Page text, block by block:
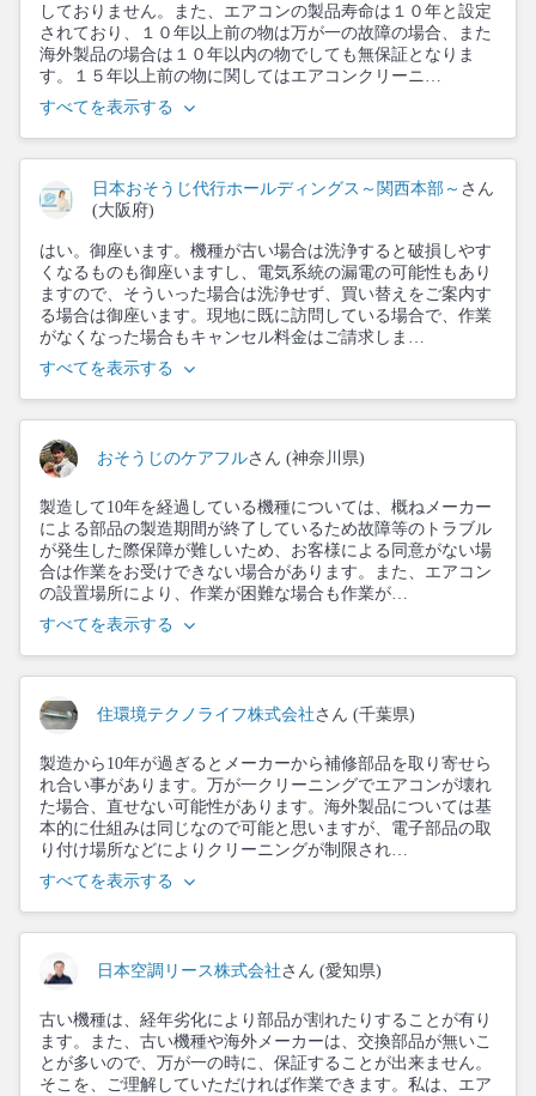
しておりません。また、エアコンの製品寿命は１０年と設定
されており、１０年以上前の物は万が一の故障の場合、また
海外製品の場合は１０年以内の物でしても無保証となりま
す。１５年以上前の物に関してはエアコンクリーニ…
すべてを表示する
日本おそうじ代行ホールディングス～関西本部～ さん
(大阪府)
はい。御座います。機種が古い場合は洗浄すると破損しやす
くなるものも御座いますし、電気系統の漏電の可能性もあり
ますので、そういった場合は洗浄せず、買い替えをご案内す
る場合は御座います。現地に既に訪問している場合で、作業
がなくなった場合もキャンセル料金はご請求しま…
すべてを表示する
おそうじのケアフルさん (神奈川県)
製造して10年を経過している機種については、概ねメーカー
による部品の製造期間が終了しているため故障等のトラブル
が発生した際保障が難しいため、お客様による同意がない場
合は作業をお受けできない場合があります。また、エアコン
の設置場所により、作業が困難な場合も作業が…
すべてを表示する
住環境テクノライフ株式会社 さん (千葉県)
製造から10年が過ぎるとメーカーから補修部品を取り寄せら
れ合い事があります。万が一クリーニングでエアコンが壊れ
た場合、直せない可能性があります。海外製品については基
本的に仕組みは同じなので可能と思いますが、電子部品の取
り付け場所などによりクリーニングが制限され…
すべてを表示する
日本空調リース株式会社 さん (愛知県)
古い機種は、経年劣化により部品が割れたりすることが有り
ます。また、古い機種や海外メーカーは、交換部品が無いこ
とが多いので、万が一の時に、保証することが出来ません。
そこを、ご理解していただければ作業できます。私は、エア